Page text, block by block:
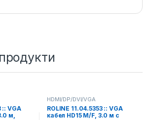
:: VGA
м,
HDMI/DP/DVI/VGA
ROLINE 11.04.5353 :: VGA
кабел HD15 M/F, 3.0 м с